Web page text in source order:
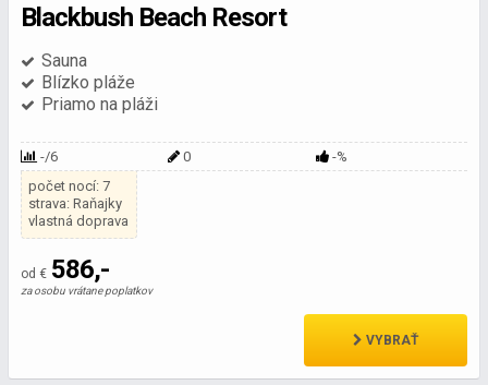
Blackbush Beach Resort
Sauna
Blízko pláže
Priamo na pláži
-/6 0
-%
počet nocí: 7
strava: Raňajky
vlastná doprava
od € 586,-
za osobu vrátane poplatkov
VYBRAŤ